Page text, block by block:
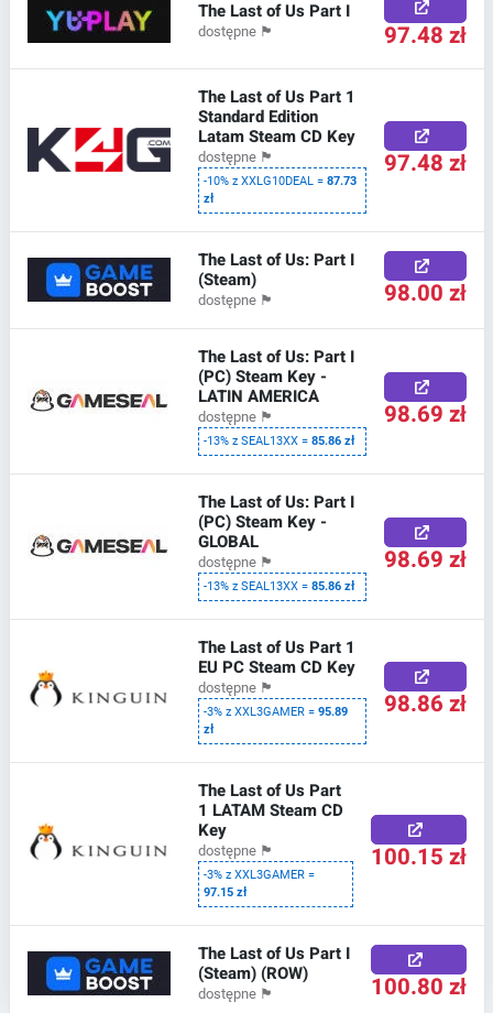
The Last of Us Part I
dostępne 🏴 97.48 zł
The Last of Us Part 1
Standard Edition
Latam Steam CD Key
dostępne 🏴
-10% z XXLG10DEAL =87.73
zł
97.48 zł
The Last of Us: Part I
(Steam)
dostępne 🏴 98.00 zł
The Last of Us: Part I
(PC) Steam Key -
LATIN AMERICA
dostępne 🏴
-13% z SEAL13XX =85.86 zł
98.69 zł
The Last of Us: Part I
(PC) Steam Key -
GLOBAL
dostępne 🏴
-13% z SEAL13XX =85.86 zł
98.69 zł
The Last of Us Part 1
EU PC Steam CD Key
dostępne 🏴
-3% z XXL3GAMER =95.89
zł
98.86 zł
The Last of Us Part
1 LATAM Steam CD
Key
dostępne 🏴
-3% z XXL3GAMER =
97.15 zł
100.15 zł
The Last of Us Part I
(Steam) (ROW)
dostępne 🏴 100.80 zł